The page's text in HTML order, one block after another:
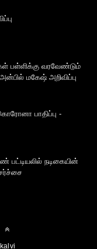
பள்ளிக்கு வரவேண்டும்
மகேஷ் அறிவிப்பு
பாதிப்பு -
பட்டியலில் நடிகையின்